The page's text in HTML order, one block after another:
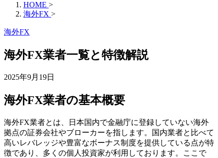
HOME >
海外FX >
海外FX
海外FX業者一覧と特徴解説
2025年9月19日
海外FX業者の基本概要
海外FX業者とは、日本国内で金融庁に登録していない海外
拠点の証券会社やブローカーを指します。国内業者と比べて
高いレバレッジや豊富なボーナス制度を提供している点が特
徴であり、多くの個人投資家が利用しております。ここで